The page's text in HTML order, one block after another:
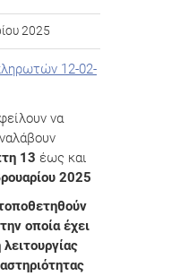
2025
12-02-
να
13 έως και
2025
οποία έχει